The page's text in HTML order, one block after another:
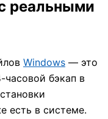
реальными
Windows — это
часовой бэкап в
есть в системе.